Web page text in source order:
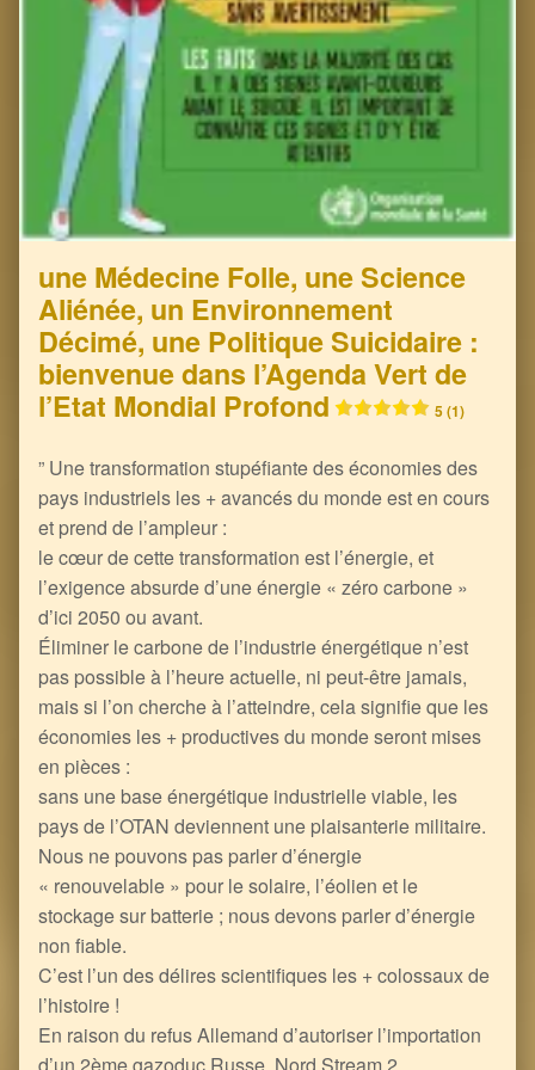
une Médecine Folle, une Science
Aliénée, un Environnement
Décimé, une Politique Suicidaire :
bienvenue dans l’Agenda Vert de
l’Etat Mondial Profond
5 (1)
” Une transformation stupéfiante des économies des
pays industriels les + avancés du monde est en cours
et prend de l’ampleur :
le cœur de cette transformation est l’énergie, et
l’exigence absurde d’une énergie « zéro carbone »
d’ici 2050 ou avant.
Éliminer le carbone de l’industrie énergétique n’est
pas possible à l’heure actuelle, ni peut-être jamais,
mais si l’on cherche à l’atteindre, cela signifie que les
économies les + productives du monde seront mises
en pièces :
sans une base énergétique industrielle viable, les
pays de l’OTAN deviennent une plaisanterie militaire.
Nous ne pouvons pas parler d’énergie
« renouvelable » pour le solaire, l’éolien et le
stockage sur batterie ; nous devons parler d’énergie
non fiable.
C’est l’un des délires scientifiques les + colossaux de
l’histoire !
En raison du refus Allemand d’autoriser l’importation